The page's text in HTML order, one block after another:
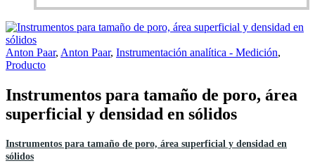
Anton Paar, Anton Paar, Instrumentación analítica - Medición,
Producto
Instrumentos para tamaño de poro, área
superficial y densidad en sólidos
Instrumentos para tamaño de poro, área superficial y densidad en
sólidos